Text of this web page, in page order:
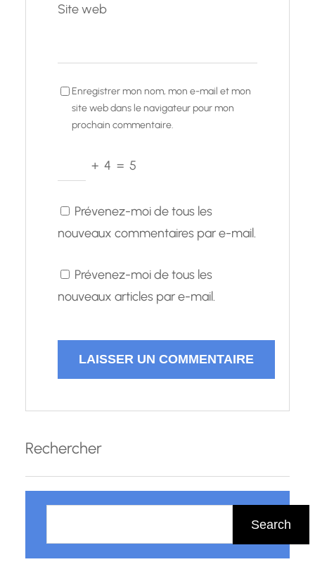
Site web
Enregistrer mon nom, mon e-mail et mon
site web dans le navigateur pour mon
prochain commentaire.
+ 4 = 5
Prévenez-moi de tous les
nouveaux commentaires par e-mail.
Prévenez-moi de tous les
nouveaux articles par e-mail.
Rechercher
h
Search